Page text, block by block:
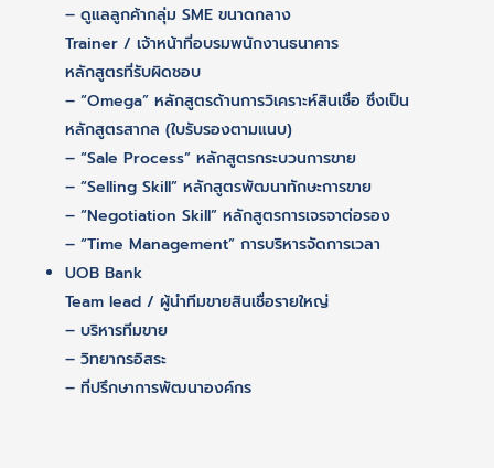
– ดูแลลูกค้ากลุ่ม SME ขนาดกลาง
Trainer / เจ้าหน้าที่อบรมพนักงานธนาคาร
หลักสูตรที่รับผิดชอบ
– “Omega” หลักสูตรด้านการวิเคราะห์สินเชื่อ ซึ่งเป็น
หลักสูตรสากล (ใบรับรองตามแนบ)
– “Sale Process” หลักสูตรกระบวนการขาย
– “Selling Skill” หลักสูตรพัฒนาทักษะการขาย
– “Negotiation Skill” หลักสูตรการเจรจาต่อรอง
– “Time Management” การบริหารจัดการเวลา
UOB Bank
Team lead / ผู้นำทีมขายสินเชื่อรายใหญ่
– บริหารทีมขาย
– วิทยากรอิสระ
– ที่ปรึกษาการพัฒนาองค์กร